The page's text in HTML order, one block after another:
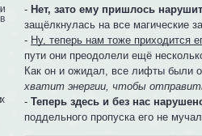
- Нет, зато ему пришлось
защёлкнулась на все магические
- Ну, теперь нам тоже приходится
пути они преодолели ещё
Как он и ожидал, все лифты были
хватит энергии, чтобы
-Теперь здесь и без нас
поддельного пропуска его не